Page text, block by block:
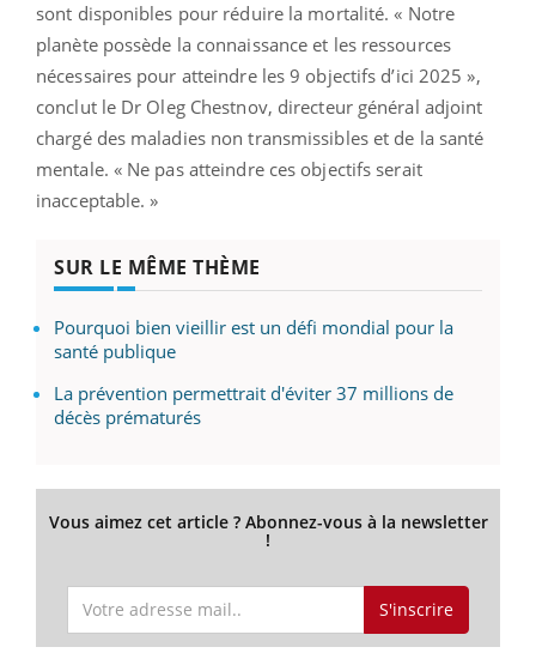
sont disponibles pour réduire la mortalité. « Notre
planète possède la connaissance et les ressources
nécessaires pour atteindre les 9 objectifs d’ici 2025 »,
conclut le Dr Oleg Chestnov, directeur général adjoint
chargé des maladies non transmissibles et de la santé
mentale. « Ne pas atteindre ces objectifs serait
inacceptable. »
SUR LE MÊME THÈME
Pourquoi bien vieillir est un défi mondial pour la
santé publique
La prévention permettrait d'éviter 37 millions de
décès prématurés
Vous aimez cet article ? Abonnez-vous à la newsletter
!
S'inscrire